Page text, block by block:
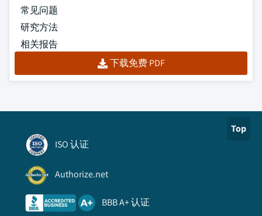
常见问题
研究方法
相关报告
下载免费 PDF
Top
ISO 认证
Authorize.net
BBB A+ 认证